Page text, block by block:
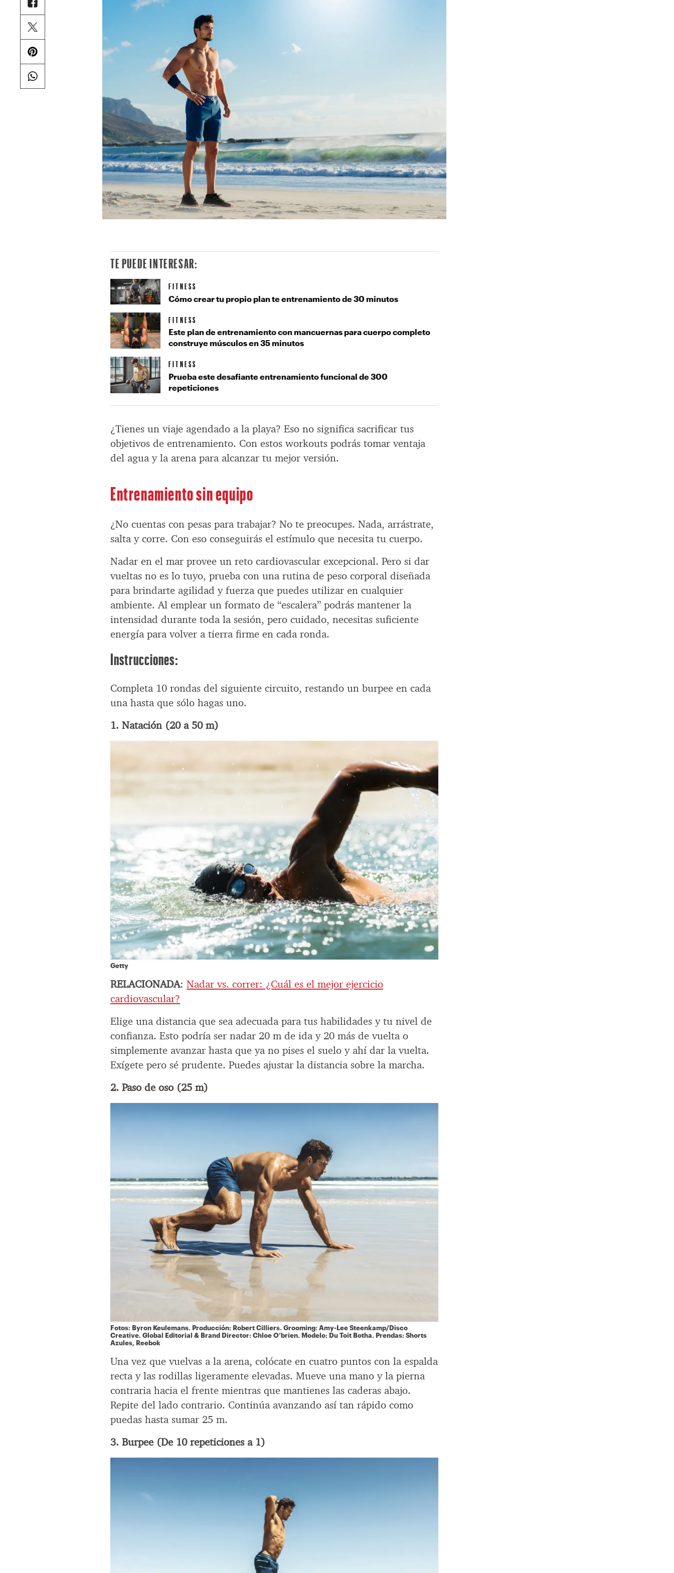
¿Tienes un viaje agendado a la playa? Eso no significa sacrificar tus
objetivos de entrenamiento. Con estos workouts podrás tomar ventaja
del agua y la arena para alcanzar tu mejor versión.
Entrenamiento sin equipo
¿No cuentas con pesas para trabajar? No te preocupes. Nada, arrástrate,
salta y corre. Con eso conseguirás el estímulo que necesita tu cuerpo.
Nadar en el mar provee un reto cardiovascular excepcional. Pero si dar
vueltas no es lo tuyo, prueba con una rutina de peso corporal diseñada
para brindarte agilidad y fuerza que puedes utilizar en cualquier
ambiente. Al emplear un formato de “escalera” podrás mantener la
intensidad durante toda la sesión, pero cuidado, necesitas suficiente
energía para volver a tierra firme en cada ronda.
Instrucciones:
Completa 10 rondas del siguiente circuito, restando un burpee en cada
una hasta que sólo hagas uno.
1. Natación (20 a 50 m)
Getty
RELACIONADA:Nadar vs. correr: ¿Cuál es el mejor ejercicio
cardiovascular?
Elige una distancia que sea adecuada para tus habilidades y tu nivel de
confianza. Esto podría ser nadar 20 m de ida y 20 más de vuelta o
simplemente avanzar hasta que ya no pises el suelo y ahí dar la vuelta.
Exígete pero sé prudente. Puedes ajustar la distancia sobre la marcha.
2. Paso de oso (25 m)
Fotos: Byron Keulemans. Producción: Robert Cilliers. Grooming: Amy-Lee Steenkamp/Disco
Creative. Global Editorial & Brand Director: Chloe O’brien. Modelo: Du Toit Botha. Prendas: Shorts
Azules, Reebok
Una vez que vuelvas a la arena, colócate en cuatro puntos con la espalda
recta y las rodillas ligeramente elevadas. Mueve una mano y la pierna
contraria hacia el frente mientras que mantienes las caderas abajo.
Repite del lado contrario. Continúa avanzando así tan rápido como
puedas hasta sumar 25 m.
3. Burpee (De 10 repeticiones a 1)
TE PUEDE INTERESAR:
FITNESS
Cómo crear tu propio plan te entrenamiento de 30 minutos
FITNESS
Este plan de entrenamiento con mancuernas para cuerpo completo
construye músculos en 35 minutos
FITNESS
Prueba este desafiante entrenamiento funcional de 300
repeticiones